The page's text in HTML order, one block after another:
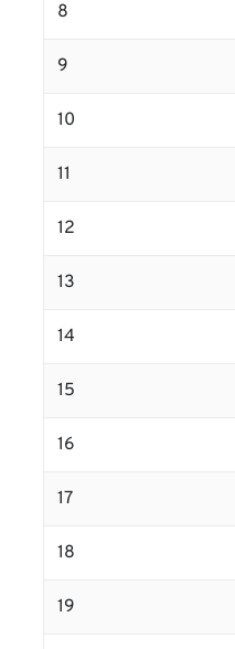
8
9
10
11
12
13
14
15
16
17
18
19